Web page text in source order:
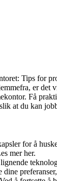
Tips for
er det
Få
at du kan
for å
mer her.
dine